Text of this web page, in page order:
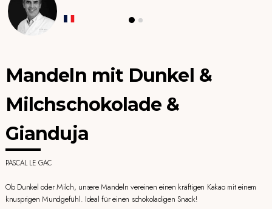
Mandeln mit Dunkel &
Milchschokolade &
Gianduja
PASCAL LE GAC
Ob Dunkel oder Milch, unsere Mandeln vereinen einen kräftigen Kakao mit einem
knusprigen Mundgefühl. Ideal für einen schokoladigen Snack!